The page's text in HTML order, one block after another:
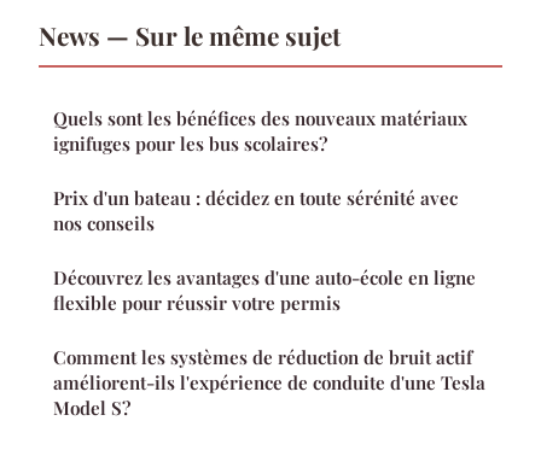
News — Sur le même sujet
Quels sont les bénéfices des nouveaux matériaux
ignifuges pour les bus scolaires?
Prix d'un bateau : décidez en toute sérénité avec
nos conseils
Découvrez les avantages d'une auto-école en ligne
flexible pour réussir votre permis
Comment les systèmes de réduction de bruit actif
améliorent-ils l'expérience de conduite d'une Tesla
Model S?